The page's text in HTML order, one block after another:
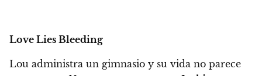
Love Lies Bleeding
Lou administra un gimnasio y su vida no parece